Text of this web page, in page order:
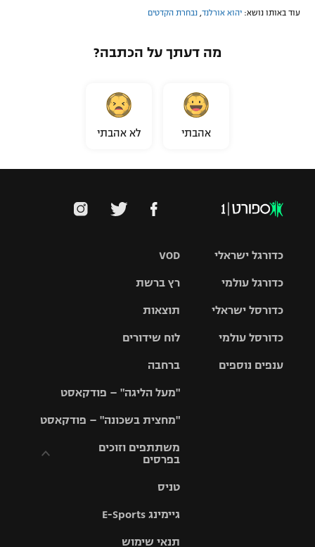
עוד באותו נושא: יהוא אורלנד נבחרת הקדטים
מה דעתך על הכתבה?
אהבתי לא אהבתי
VOD
רץ ברשת
תוצאות
לוח שידורים
ברחבה
"מעל הליגה" – פודקאסט
"מחצית בשכונה" – פודקאסט
משתתפים וזוכים
בפרסים
וזוכים בפרסים
תקנון עבור פעילות
טניס
גיימינג E-Sports
תנאי שימוש
כדורגל ישראלי
גביע הטוטו
כדורגל עולמי
האלופות
ליגה
כדורסל ישראלי
סל
כדורסל עולמי
ענפים נוספים